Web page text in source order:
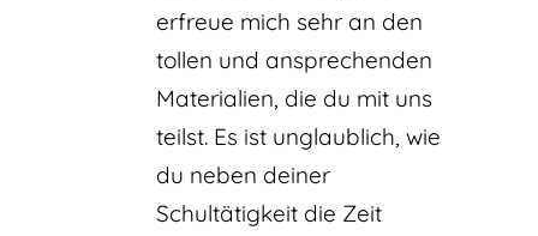
erfreue mich sehr an den
tollen und ansprechenden
Materialien, die du mit uns
teilst. Es ist unglaublich, wie
du neben deiner
Schultätigkeit die Zeit